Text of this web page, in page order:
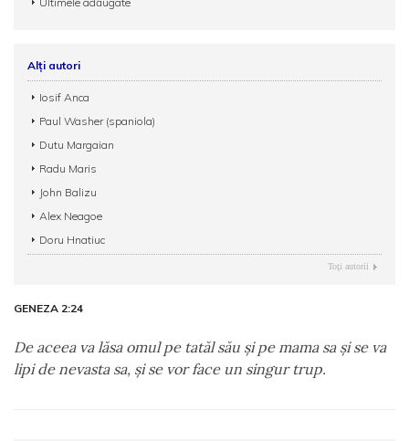
Alți autori
Iosif Anca
Paul Washer (spaniola)
Dutu Margaian
Radu Maris
John Balizu
Alex Neagoe
Doru Hnatiuc
Toţi autorii
GENEZA 2:24
De aceea va lăsa omul pe tatăl său şi pe mama sa şi se va
lipi de nevasta sa, şi se vor face un singur trup.